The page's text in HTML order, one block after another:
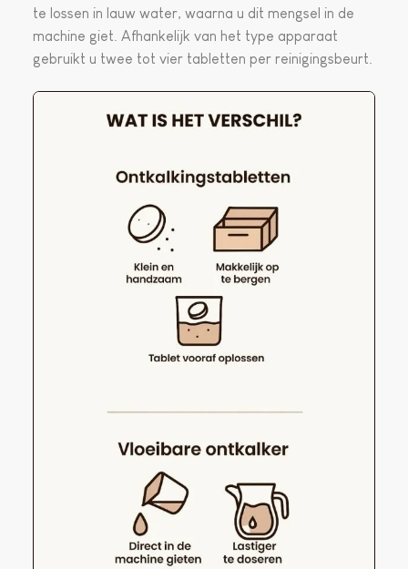
te lossen in lauw water, waarna u dit mengsel in de
machine giet. Afhankelijk van het type apparaat
gebruikt u twee tot vier tabletten per reinigingsbeurt.